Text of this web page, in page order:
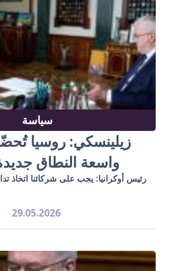
سياسة
زيلينسكي: روسيا
واسعة النطاق
رئيس أوكرانيا: يجب على شركائنا اتخاذ
29.05.2026